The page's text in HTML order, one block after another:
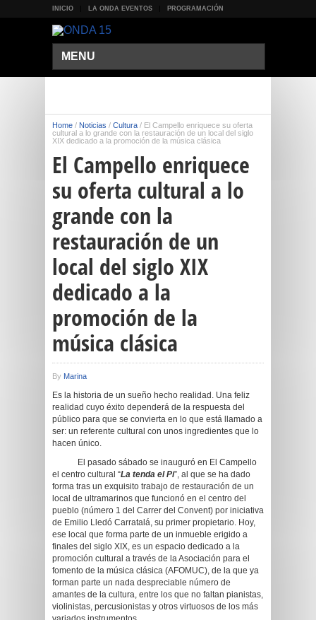
INICIO LA ONDA EVENTOS PROGRAMACIÓN
MENU
Home / Noticias / Cultura / El Campello enriquece su oferta
cultural a lo grande con la restauración de un local del siglo
XIX dedicado a la promoción de la música clásica
El Campello enriquece
su oferta cultural a lo
grande con la
restauración de un
local del siglo XIX
dedicado a la
promoción de la
música clásica
By Marina
Es la historia de un sueño hecho realidad. Una feliz
realidad cuyo éxito dependerá de la respuesta del
público para que se convierta en lo que está llamado a
ser: un referente cultural con unos ingredientes que lo
hacen único.
El pasado sábado se inauguró en El Campello
el centro cultural “La tenda el Pi”, al que se ha dado
forma tras un exquisito trabajo de restauración de un
local de ultramarinos que funcionó en el centro del
pueblo (número 1 del Carrer del Convent) por iniciativa
de Emilio Lledó Carratalá, su primer propietario. Hoy,
ese local que forma parte de un inmueble erigido a
finales del siglo XIX, es un espacio dedicado a la
promoción cultural a través de la Asociación para el
fomento de la música clásica (AFOMUC), de la que ya
forman parte un nada despreciable número de
amantes de la cultura, entre los que no faltan pianistas,
violinistas, percusionistas y otros virtuosos de los más